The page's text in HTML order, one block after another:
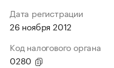
Дата регистрации
26 ноября 2012
Код налогового органа
0280